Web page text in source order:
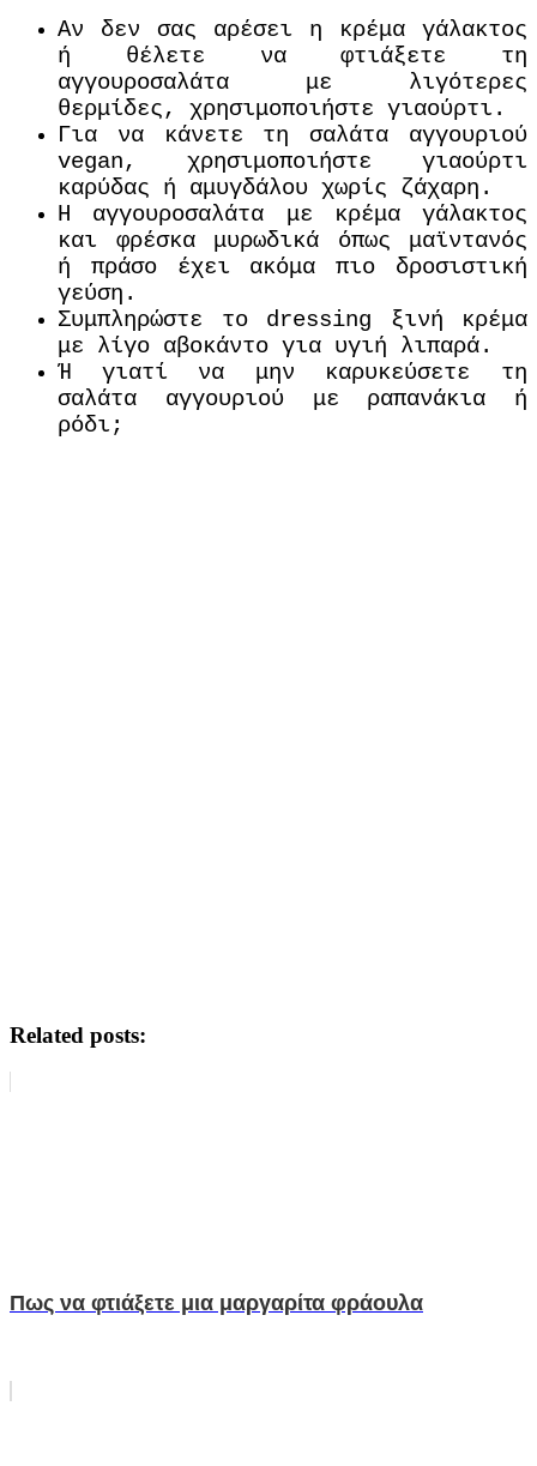
Αν δεν σας αρέσει η κρέμα γάλακτος
ή θέλετε να φτιάξετε τη
αγγουροσαλάτα με λιγότερες
θερμίδες, χρησιμοποιήστε γιαούρτι.
Για να κάνετε τη σαλάτα αγγουριού
vegan, χρησιμοποιήστε γιαούρτι
καρύδας ή αμυγδάλου χωρίς ζάχαρη.
Η αγγουροσαλάτα με κρέμα γάλακτος
και φρέσκα μυρωδικά όπως μαϊντανός
ή πράσο έχει ακόμα πιο δροσιστική
γεύση.
Συμπληρώστε το dressing ξινή κρέμα
με λίγο αβοκάντο για υγιή λιπαρά.
Ή γιατί να μην καρυκεύσετε τη
σαλάτα αγγουριού με ραπανάκια ή
ρόδι;
Related posts:
Πως να φτιάξετε μια μαργαρίτα φράουλα